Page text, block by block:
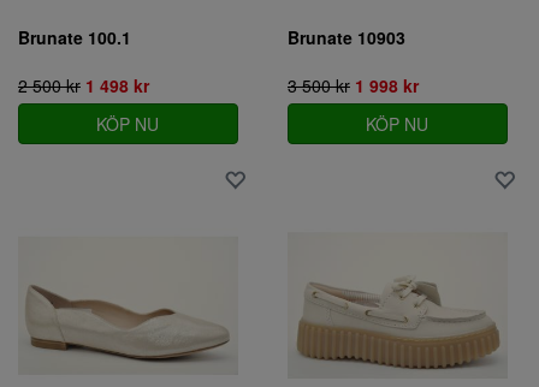
Brunate 100.1
2 500 kr 1 498 kr
KÖP NU
Brunate 10903
3 500 kr 1 998 kr
KÖP NU